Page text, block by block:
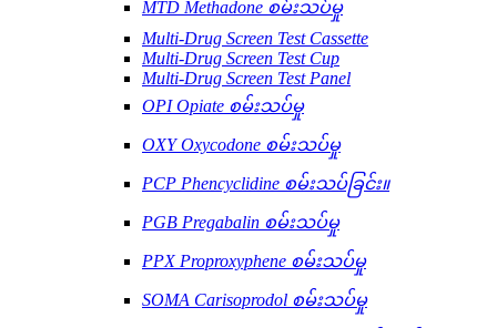
MTD Methadone စမ်းသပ်မှု
Multi-Drug Screen Test Cassette
Multi-Drug Screen Test Cup
Multi-Drug Screen Test Panel
OPI Opiate စမ်းသပ်မှု
OXY Oxycodone စမ်းသပ်မှု
PCP Phencyclidine စမ်းသပ်ခြင်း။
PGB Pregabalin စမ်းသပ်မှု
PPX Proproxyphene စမ်းသပ်မှု
SOMA Carisoprodol စမ်းသပ်မှု